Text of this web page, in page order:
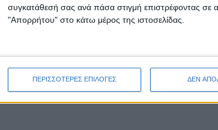
συγκατάθεσή σας ανά πάσα στιγμή επιστρέφοντας σε
"Απορρήτου" στο κάτω μέρος της ιστοσελίδας.
ΠΕΡΙΣΣΟΤΕΡΕΣ ΕΠΙΛΟΓΕΣ ΔΕΝ